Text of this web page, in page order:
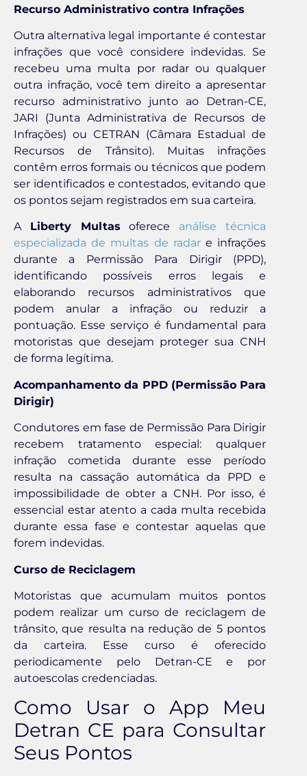
Recurso Administrativo contra Infrações
Outra alternativa legal importante é contestar
infrações que você considere indevidas. Se
recebeu uma multa por radar ou qualquer
outra infração, você tem direito a apresentar
recurso administrativo junto ao Detran-CE,
JARI (Junta Administrativa de Recursos de
Infrações) ou CETRAN (Câmara Estadual de
Recursos de Trânsito). Muitas infrações
contêm erros formais ou técnicos que podem
ser identificados e contestados, evitando que
os pontos sejam registrados em sua carteira.
A Liberty Multas oferece análise técnica
especializada de multas de radare infrações
durante a Permissão Para Dirigir (PPD),
identificando possíveis erros legais e
elaborando recursos administrativos que
podem anular a infração ou reduzir a
pontuação. Esse serviço é fundamental para
motoristas que desejam proteger sua CNH
de forma legítima.
Acompanhamento da PPD (Permissão Para
Dirigir)
Condutores em fase de Permissão Para Dirigir
recebem tratamento especial: qualquer
infração cometida durante esse período
resulta na cassação automática da PPD e
impossibilidade de obter a CNH. Por isso, é
essencial estar atento a cada multa recebida
durante essa fase e contestar aquelas que
forem indevidas.
Curso de Reciclagem
Motoristas que acumulam muitos pontos
podem realizar um curso de reciclagem de
trânsito, que resulta na redução de 5 pontos
da carteira. Esse curso é oferecido
periodicamente pelo Detran-CE e por
autoescolas credenciadas.
Como Usar o App Meu
Detran CE para Consultar
Seus Pontos